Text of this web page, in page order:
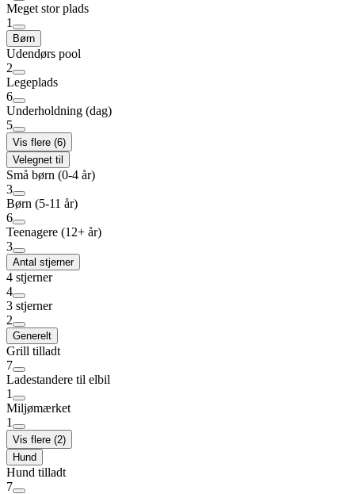
Meget stor plads
1
Børn
Udendørs pool
2
Legeplads
6
Underholdning (dag)
5
Vis flere (6)
Velegnet til
Små børn (0-4 år)
3
Børn (5-11 år)
6
Teenagere (12+ år)
3
Antal stjerner
4 stjerner
4
3 stjerner
2
Generelt
Grill tilladt
7
Ladestandere til elbil
1
Miljømærket
1
Vis flere (2)
Hund
Hund tilladt
7